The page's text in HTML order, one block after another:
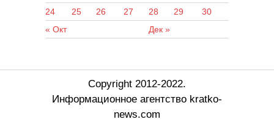
« Окт Дек »
24
25 26 27 28 29 30
Copyright 2012-2022.
Информационное агентство kratko-
news.com